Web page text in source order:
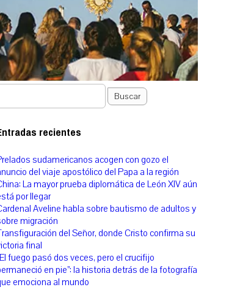
Buscar
recientes
sudamericanos acogen con gozo el
del viaje apostólico del Papa a la región
La mayor prueba diplomática de León XIV aún
por llegar
Aveline habla sobre bautismo de adultos y
migración
del Señor, donde Cristo confirma su
final
fuego pasó dos veces, pero el crucifijo
en pie”: la historia detrás de la fotografía
emociona al mundo